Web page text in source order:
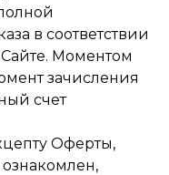
в соответствии
Моментом
зачисления
счет
Оферты,
ознакомлен,